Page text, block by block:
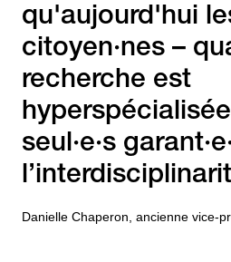
qu'aujourd'hui
citoyen·nes –
recherche est
seul·e·s
Danielle Chaperon, ancienne vice-